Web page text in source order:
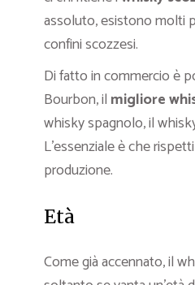
assoluto, esistono molti
confini scozzesi.
Di fatto in commercio è
Bourbon, il migliore
whisky spagnolo, il
L’essenziale è che
produzione.
Età
Come già accennato, il